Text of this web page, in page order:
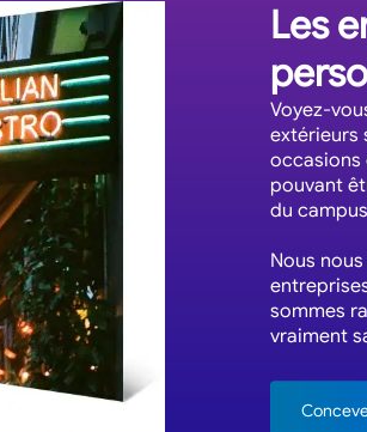
Les
Voyez-
extérieurs
occasions
pouvant
du
Nous
sommes
vraiment